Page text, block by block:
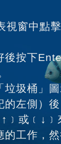
窗中點
後按下
垃圾桶」
左側）
或﹝↓﹞
的工作，